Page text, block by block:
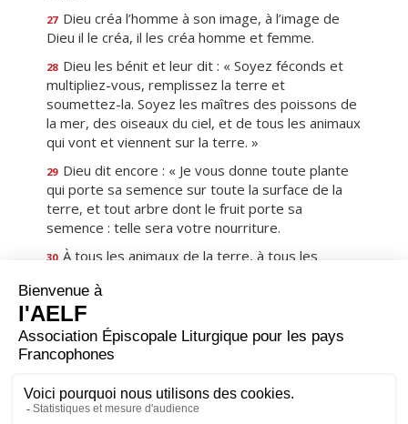
27 Dieu créa l’homme à son image, à l’image de
Dieu il le créa, il les créa homme et femme.
28 Dieu les bénit et leur dit : « Soyez féconds et
multipliez-vous, remplissez la terre et
soumettez-la. Soyez les maîtres des poissons de
la mer, des oiseaux du ciel, et de tous les animaux
qui vont et viennent sur la terre. »
29 Dieu dit encore : « Je vous donne toute plante
qui porte sa semence sur toute la surface de la
terre, et tout arbre dont le fruit porte sa
semence : telle sera votre nourriture.
30 À tous les animaux de la terre, à tous les
terre et qui a souffle de vie, je donne comme
nourriture toute herbe verte. » Et ce fut ainsi.
31Et Dieu vit tout ce qu’il avait fait ; et voici : cela
était très bon. Il y eut un soir, il y eut un matin :